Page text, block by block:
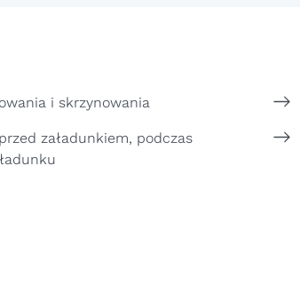
i skrzynowania
załadunkiem, podczas